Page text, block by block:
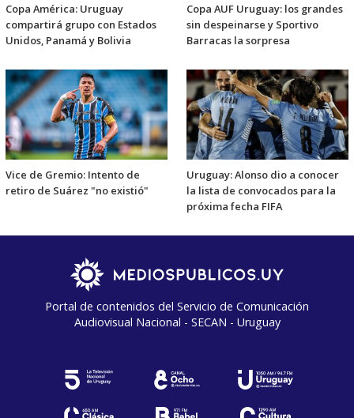
Copa América: Uruguay
compartirá grupo con Estados
Unidos, Panamá y Bolivia
Copa AUF Uruguay: los grandes
sin despeinarse y Sportivo
Barracas la sorpresa
Vice de Gremio: Intento de
retiro de Suárez "no existió"
Uruguay: Alonso dio a conocer
la lista de convocados para la
próxima fecha FIFA
Portal de contenidos del Servicio de Comunicación
Audiovisual Nacional - SECAN - Uruguay